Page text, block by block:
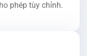
phép tùy chỉnh.